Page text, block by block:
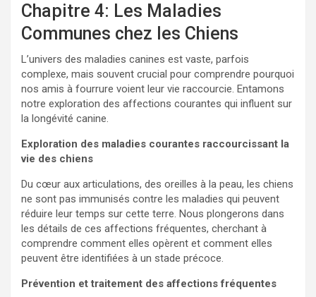
Chapitre 4: Les Maladies
Communes chez les Chiens
L’univers des maladies canines est vaste, parfois
complexe, mais souvent crucial pour comprendre pourquoi
nos amis à fourrure voient leur vie raccourcie. Entamons
notre exploration des affections courantes qui influent sur
la longévité canine.
Exploration des maladies courantes raccourcissant la
vie des chiens
Du cœur aux articulations, des oreilles à la peau, les chiens
ne sont pas immunisés contre les maladies qui peuvent
réduire leur temps sur cette terre. Nous plongerons dans
les détails de ces affections fréquentes, cherchant à
comprendre comment elles opèrent et comment elles
peuvent être identifiées à un stade précoce.
Prévention et traitement des affections fréquentes